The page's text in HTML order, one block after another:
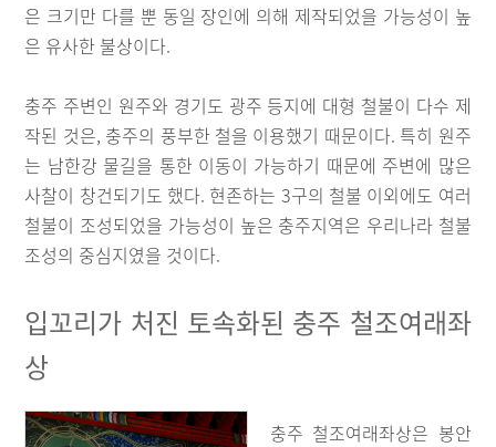
은 크기만 다를 뿐 동일 장인에 의해 제작되었을 가능성이 높
은 유사한 불상이다.
충주 주변인 원주와 경기도 광주 등지에 대형 철불이 다수 제
작된 것은, 충주의 풍부한 철을 이용했기 때문이다. 특히 원주
는 남한강 물길을 통한 이동이 가능하기 때문에 주변에 많은
사찰이 창건되기도 했다. 현존하는 3구의 철불 이외에도 여러
철불이 조성되었을 가능성이 높은 충주지역은 우리나라 철불
조성의 중심지였을 것이다.
입꼬리가 처진 토속화된 충주 철조여래좌
상
충주 철조여래좌상은 봉안